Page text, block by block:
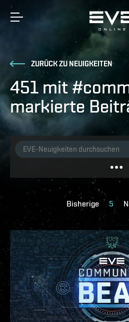
ZURÜCK ZU NEUIGKEITEN
451 mit
markierte
Bisherige 5